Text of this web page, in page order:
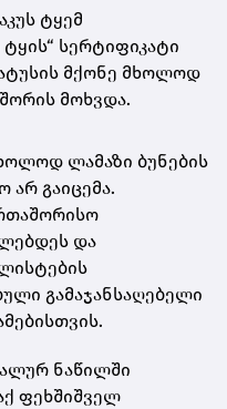
ტყემ
სერტიფიკატი
მქონე მხოლოდ
მოხვდა.
ლამაზი ბუნების
არ გაიცემა.
და
გამაჯანსაღებელი
ნაწილში
ფეხშიშველ